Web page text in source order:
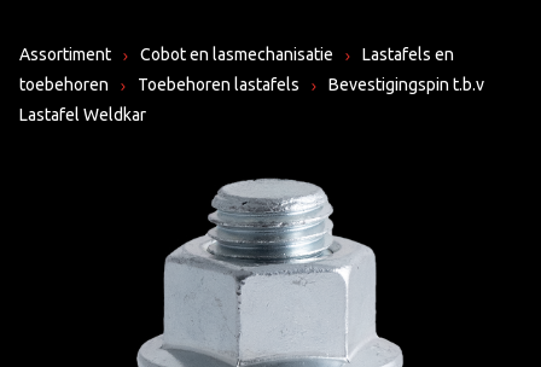
Assortiment Cobot en lasmechanisatie
Lastafels en
toebehoren
Toebehoren lastafels
Bevestigingspin t.b.v
Lastafel Weldkar